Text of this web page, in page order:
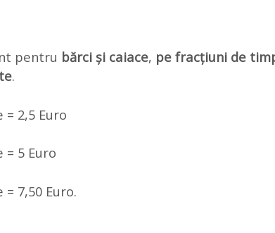
pentru bărci și caiace, pe fracțiuni de
.
= 2,5 Euro
= 5 Euro
7,50 Euro.